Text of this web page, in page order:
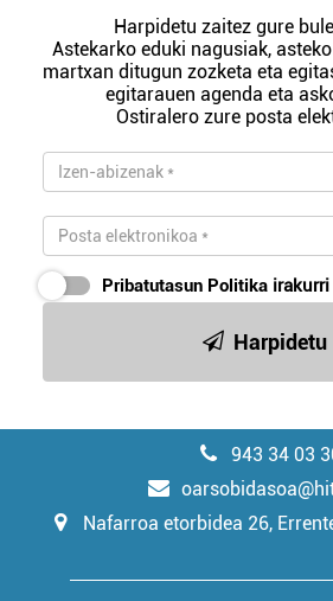
Harpidetu zaitez gure
Astekarko eduki nagusiak,
martxan ditugun zozketa eta
egitarauen agenda eta
Ostiralero zure posta
Pribatutasun Politika
Harpidetu
943 34 03
Nafarroa etorbidea 26,